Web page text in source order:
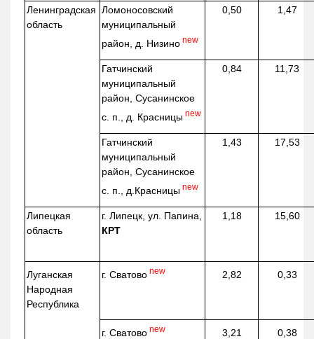
Ленинградская
область
Ломоносовский
муниципальный
район, д. Низино new
0,50 1,47
Гатчинский
муниципальный
район, Сусанинское
с. п., д. Красницы new
0,84 11,73
Гатчинский
муниципальный
район, Сусанинское
с. п., д.Красницы new
1,43 17,53
Липецкая
область
г. Липецк, ул. Папина,
КРТ
1,18 15,60
Луганская
Народная
Республика
г. Сватово new 2,82 0,33
г. Сватово new 3,21 0,38